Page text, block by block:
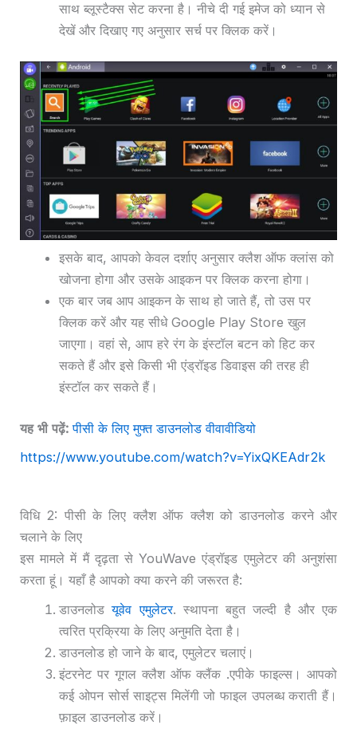
साथ ब्लूस्टैक्स सेट करना है। नीचे दी गई इमेज को ध्यान से
देखें और दिखाए गए अनुसार सर्च पर क्लिक करें।
इसके बाद, आपको केवल दर्शाए अनुसार क्लैश ऑफ क्लांस को
खोजना होगा और उसके आइकन पर क्लिक करना होगा।
एक बार जब आप आइकन के साथ हो जाते हैं, तो उस पर
क्लिक करें और यह सीधे Google Play Store खुल
जाएगा। वहां से, आप हरे रंग के इंस्टॉल बटन को हिट कर
सकते हैं और इसे किसी भी एंड्रॉइड डिवाइस की तरह ही
इंस्टॉल कर सकते हैं।
यह भी पढ़ें: पीसी के लिए मुफ्त डाउनलोड वीवावीडियो
https://www.youtube.com/watch?v=YixQKEAdr2k
विधि 2: पीसी के लिए क्लैश ऑफ क्लैश को डाउनलोड करने और
चलाने के लिए
इस मामले में मैं दृढ़ता से YouWave एंड्रॉइड एमुलेटर की अनुशंसा
करता हूं। यहाँ है आपको क्या करने की जरूरत है:
डाउनलोडयूवेव एमुलेटर. स्थापना बहुत जल्दी है और एक
त्वरित प्रक्रिया के लिए अनुमति देता है।
डाउनलोड हो जाने के बाद, एमुलेटर चलाएं।
इंटरनेट पर गूगल क्लैश ऑफ क्लैंक .एपीके फाइल्स। आपको
कई ओपन सोर्स साइट्स मिलेंगी जो फाइल उपलब्ध कराती हैं।
फ़ाइल डाउनलोड करें।